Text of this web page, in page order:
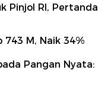
Pinjol RI, Pertanda
743 M, Naik 34%
Pangan Nyata: